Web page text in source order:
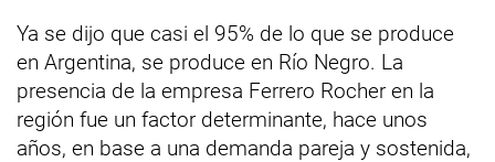
Ya se dijo que casi el 95% de lo que se produce
en Argentina, se produce en Río Negro. La
presencia de la empresa Ferrero Rocher en la
región fue un factor determinante, hace unos
años, en base a una demanda pareja y sostenida,